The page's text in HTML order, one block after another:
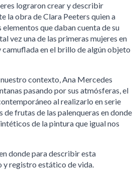
lograron crear y describir
la obra de Clara Peeters quien a
que daban cuenta de su
vez una de las primeras mujeres en
en el brillo de algún objeto
contexto, Ana Mercedes
pasando por sus atmósferas, el
al realizarlo en serie
frutas de las palenqueras en donde
de la pintura que igual nos
donde para describir esta
y registro estático de vida.